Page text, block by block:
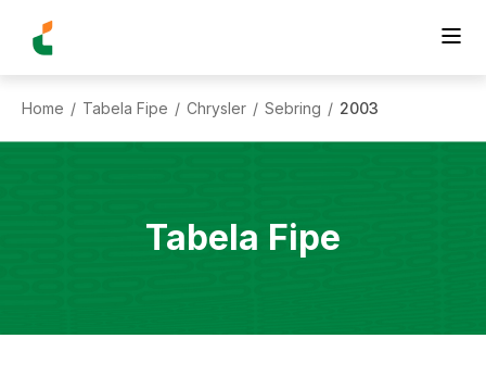
Home / Tabela Fipe / Chrysler / Sebring / 2003
Tabela Fipe